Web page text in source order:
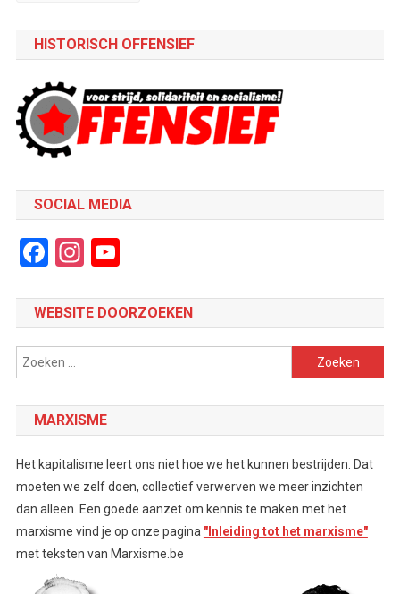
HISTORISCH OFFENSIEF
SOCIAL MEDIA
Facebook
Instagram
YouTube
WEBSITE DOORZOEKEN
Zoeken
naar:
MARXISME
Het kapitalisme leert ons niet hoe we het kunnen bestrijden. Dat
moeten we zelf doen, collectief verwerven we meer inzichten
dan alleen. Een goede aanzet om kennis te maken met het
marxisme vind je op onze pagina "Inleiding tot het marxisme"
met teksten van Marxisme.be